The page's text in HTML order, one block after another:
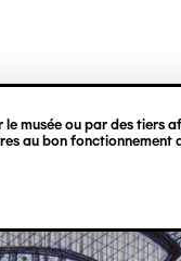
musée ou par des tiers
au bon